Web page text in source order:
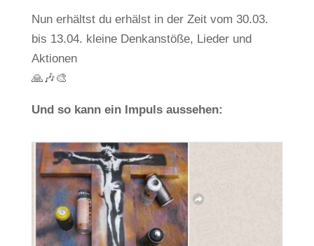
Nun erhältst du erhälst in der Zeit vom 30.03.
bis 13.04. kleine Denkanstöße, Lieder und
Aktionen
🙏🎶🎨
Und so kann ein Impuls aussehen: